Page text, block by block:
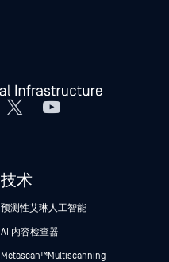
技术
预测性艾琳人工智能
AI 内容检查器
Metascan™ Multiscanning